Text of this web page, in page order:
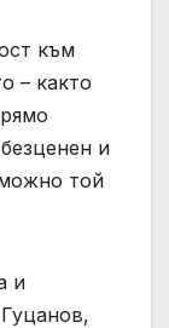
към
– както
и
той
и